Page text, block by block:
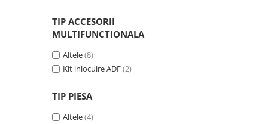
Accesorii PC
Access Point-uri
Cabluri retea
TIP ACCESORII
MULTIFUNCTIONALA
Altele(8)
Kit inlocuire ADF(2)
TIP PIESA
Altele(4)